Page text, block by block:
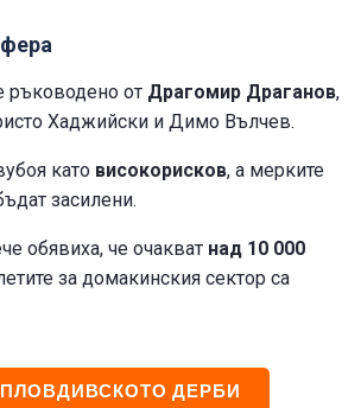
от Драгомир Драганов,
Хаджийски и Димо Вълчев.
като високорисков, а мерките
засилени.
обявиха, че очакват над 10 000
за домакинския сектор са
ДЕРБИ